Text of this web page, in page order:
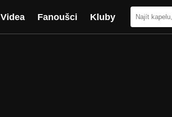
Videa Fanoušci Kluby